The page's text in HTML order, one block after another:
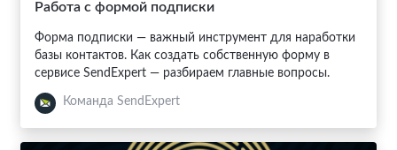
Работа с формой подписки
Форма подписки — важный инструмент для наработки
базы контактов. Как создать собственную форму в
сервисе SendExpert — разбираем главные вопросы.
Команда SendExpert